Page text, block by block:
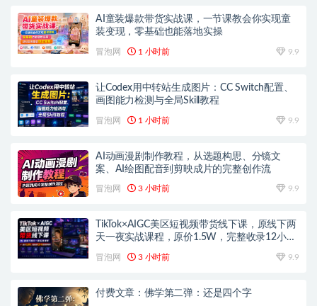
AI童装爆款带货实战课，一节课教会你实现童
装变现，零基础也能落地实操
冒泡网 1 小时前 9.9
让Codex用中转站生成图片：CC Switch配置、
画图能力检测与全局Skill教程
冒泡网 1 小时前 9.9
AI动画漫剧制作教程，从选题构思、分镜文
案、AI绘图配音到剪映成片的完整创作流
冒泡网 3 小时前 9.9
TikTok×AIGC美区短视频带货线下课，原线下两
天一夜实战课程，原价1.5W，完整收录12小时
冒泡网 3 小时前 9.9
付费文章：佛学第二弹：还是四个字